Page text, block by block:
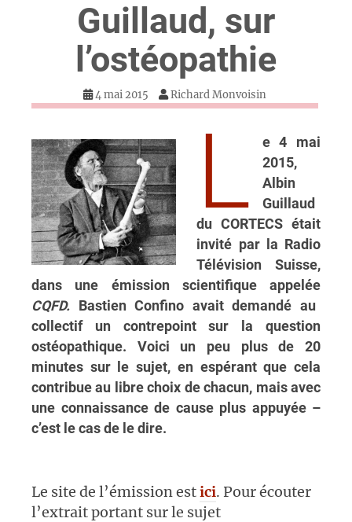
Guillaud, sur
l’ostéopathie
4 mai 2015 Richard Monvoisin
L
e 4 mai
2015,
Albin
Guillaud
du CORTECS était
invité par la Radio
Télévision Suisse,
dans une émission scientifique appelée
CQFD. Bastien Confino avait demandé au
collectif un contrepoint sur la question
ostéopathique. Voici un peu plus de 20
minutes sur le sujet, en espérant que cela
contribue au libre choix de chacun, mais avec
une connaissance de cause plus appuyée –
c’est le cas de le dire.
Le site de l’émission estici. Pour écouter
l’extrait portant sur le sujet